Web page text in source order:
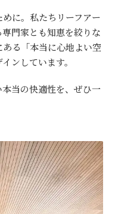
に。私たちリーフアー
門家とも知恵を絞りな
る「本当に心地よい空
ンしています。
当の快適性を、ぜひ一